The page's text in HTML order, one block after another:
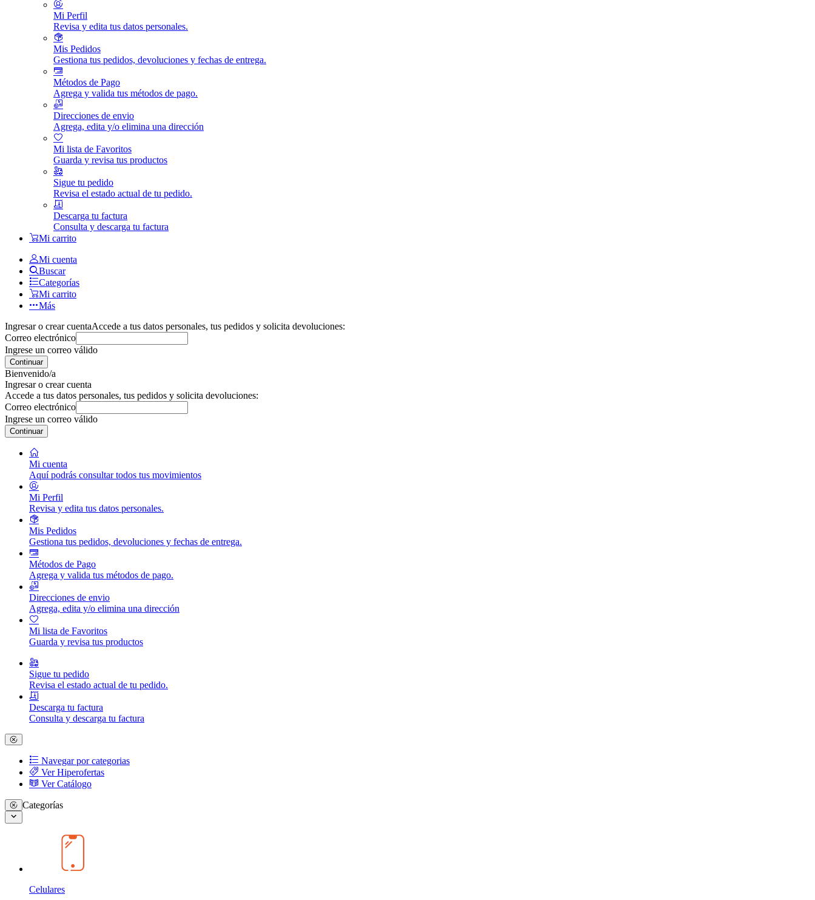
Mi Perfil
Revisa y edita tus datos personales.
Mis Pedidos
Gestiona tus pedidos, devoluciones y fechas de entrega.
Métodos de Pago
Agrega y valida tus métodos de pago.
Direcciones de envio
Agrega, edita y/o elimina una dirección
Mi lista de Favoritos
Guarda y revisa tus productos
Sigue tu pedido
Revisa el estado actual de tu pedido.
Descarga tu factura
Consulta y descarga tu factura
Mi carrito
Mi cuenta
Buscar
Categorías
Mi carrito
Más
Ingresar o crear cuentaAccede a tus datos personales, tus pedidos y solicita devoluciones:
Correo electrónico
Ingrese un correo válido
Continuar
Bienvenido/a
Ingresar o crear cuenta
Accede a tus datos personales, tus pedidos y solicita devoluciones:
Correo electrónico
Ingrese un correo válido
Continuar
Mi cuenta
Aquí podrás consultar todos tus movimientos
Mi Perfil
Revisa y edita tus datos personales.
Mis Pedidos
Gestiona tus pedidos, devoluciones y fechas de entrega.
Métodos de Pago
Agrega y valida tus métodos de pago.
Direcciones de envio
Agrega, edita y/o elimina una dirección
Mi lista de Favoritos
Guarda y revisa tus productos
Sigue tu pedido
Revisa el estado actual de tu pedido.
Descarga tu factura
Consulta y descarga tu factura
Navegar por categorias
Ver Hiperofertas
Ver Catálogo
Categorías
Celulares